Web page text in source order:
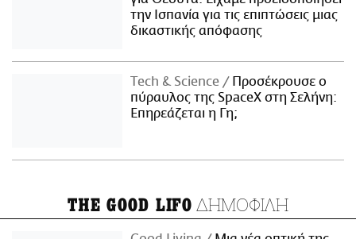
την Ισπανία για τις επιπτώσεις μιας
δικαστικής απόφασης
Τech & Science
Προσέκρουσε ο
πύραυλος της SpaceX στη Σελήνη:
Επηρεάζεται η Γη;
THE GOOD LIFO ΔΗΜΟΦΙΛΗ